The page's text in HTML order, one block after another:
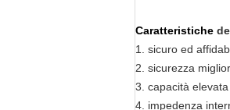
Caratteristiche
1. sicuro ed
2. sicurezza
3. capacità
4. impedenza